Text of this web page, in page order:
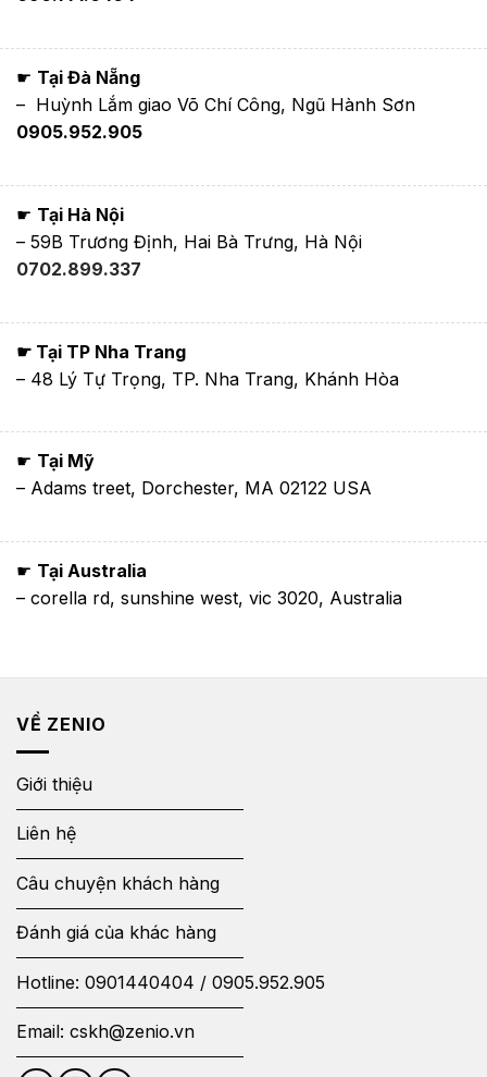
☛ Tại Đà Nẵng
– Huỳnh Lắm giao Võ Chí Công, Ngũ Hành Sơn
0905.952.905
☛ Tại Hà Nội
– 59B Trương Định, Hai Bà Trưng, Hà Nội
0702.899.337
☛ Tại TP Nha Trang
– 48 Lý Tự Trọng, TP. Nha Trang, Khánh Hòa
☛ Tại Mỹ
– Adams treet, Dorchester, MA 02122 USA
☛ Tại Australia
– corella rd, sunshine west, vic 3020, Australia
VỀ ZENIO
Giới thiệu
Liên hệ
Câu chuyện khách hàng
Đánh giá của khác hàng
Hotline: 0901440404 / 0905.952.905
Email: cskh@zenio.vn